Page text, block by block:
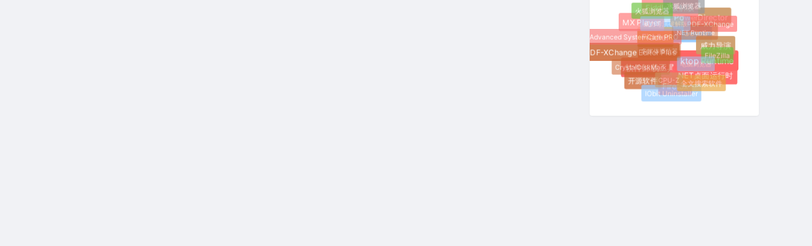
.NET Desktop Runtime
Inno Setup
Fiddler
软件卸载工具
Firefox
.NET桌面运行时
威力导演
PowerDirector
Fiddler破解版
MX Player
PDF-XChange Editor Plus
开源软件
IObit Uninstaller
全文搜索软件
FileZilla
PDF-XChange
水狐浏览器
火狐浏览器
Advanced SystemCare PRO
CrystalDiskMark
CPU-Z
电脑浏览器
.NET Runtime
威力导演破解版
多媒体播放器